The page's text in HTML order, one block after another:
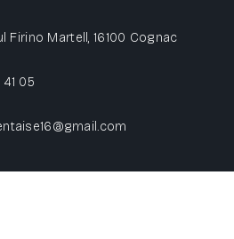
Firino Martell, 16100 Cognac
05